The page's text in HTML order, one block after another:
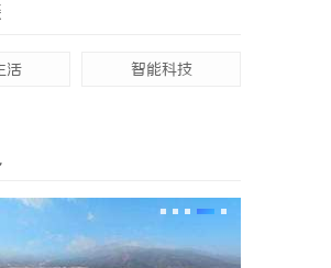
活 智能科技